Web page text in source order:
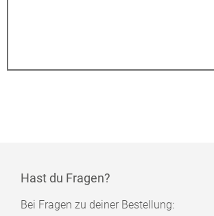
Hast du Fragen?
Bei Fragen zu deiner Bestellung: